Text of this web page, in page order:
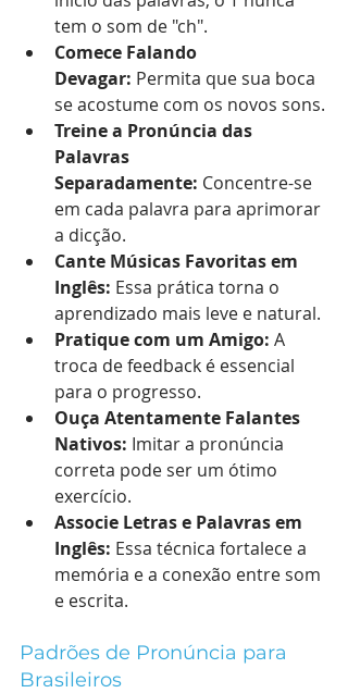
tem o som de "ch".
Comece Falando
Devagar: Permita que sua boca
se acostume com os novos sons.
Treine a Pronúncia das
Palavras
Separadamente: Concentre-se
em cada palavra para aprimorar
a dicção.
Cante Músicas Favoritas em
Inglês: Essa prática torna o
aprendizado mais leve e natural.
Pratique com um Amigo: A
troca de feedback é essencial
para o progresso.
Ouça Atentamente Falantes
Nativos: Imitar a pronúncia
correta pode ser um ótimo
exercício.
Associe Letras e Palavras em
Inglês: Essa técnica fortalece a
memória e a conexão entre som
e escrita.
Padrões de Pronúncia para
Brasileiros